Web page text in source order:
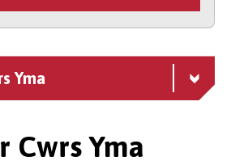
Yma
Cwrs Yma